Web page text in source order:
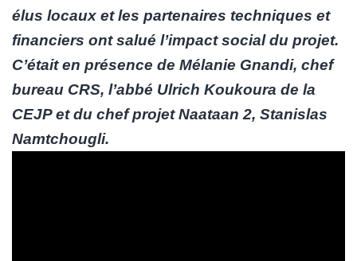
élus locaux et les partenaires techniques et
financiers ont salué l’impact social du projet.
C’était en présence de Mélanie Gnandi, chef
bureau CRS, l’abbé Ulrich Koukoura de la
CEJP et du chef projet Naataan 2, Stanislas
Namtchougli.